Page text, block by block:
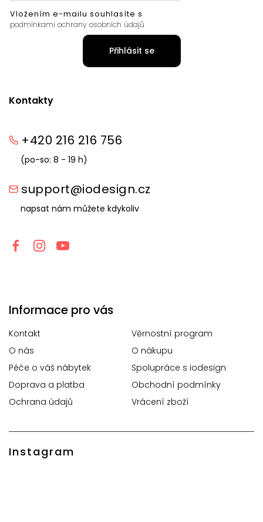
Kontakty
+420 216 216 756
(po-so: 8 - 19 h)
support@iodesign.cz
napsat nám můžete kdykoliv
Informace pro vás
Kontakt
Věrnostní program
O nás
O nákupu
Péče o váš nábytek
Spolupráce s iodesign
Doprava a platba
Obchodní podmínky
Ochrana údajů
Vrácení zboží
Instagram
Vložením e-mailu souhlasíte s
podmínkami ochrany osobních údajů
Přihlásit se